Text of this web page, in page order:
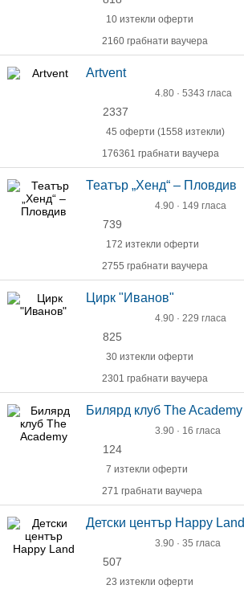
10 изтекли оферти
2160 грабнати ваучера
Artvent
4.80 · 5343 гласа
2337
45 оферти (1558 изтекли)
176361 грабнати ваучера
Театър „Хенд“ – Пловдив
4.90 · 149 гласа
739
172 изтекли оферти
2755 грабнати ваучера
Цирк "Иванов"
4.90 · 229 гласа
825
30 изтекли оферти
2301 грабнати ваучера
Билярд клуб The Academy
3.90 · 16 гласа
124
7 изтекли оферти
271 грабнати ваучера
Детски център Happy Land
3.90 · 35 гласа
507
23 изтекли оферти